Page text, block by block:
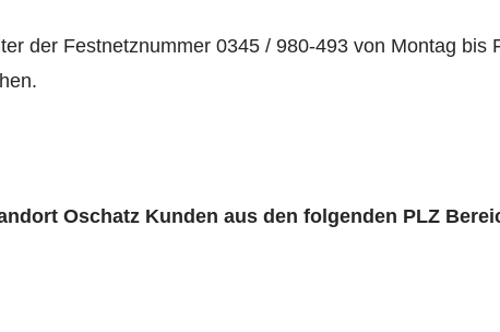
der Festnetznummer 0345 / 980-493 von Montag bis
Oschatz Kunden aus den folgenden PLZ